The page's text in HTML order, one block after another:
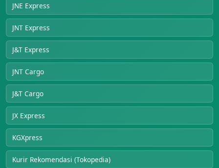
JNE Express
JNT Express
J&T Express
JNT Cargo
J&T Cargo
JX Express
KGXpress
Kurir Rekomendasi (Tokopedia)